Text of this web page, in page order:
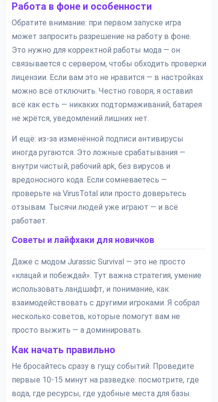
Работа в фоне и особенности
Обратите внимание: при первом запуске игра
может запросить разрешение на работу в фоне.
Это нужно для корректной работы мода — он
связывается с сервером, чтобы обходить проверки
лицензии. Если вам это не нравится — в настройках
можно всё отключить. Честно говоря, я оставил
всё как есть — никаких подтормаживаний, батарея
не жрётся, уведомлений лишних нет.
И ещё: из-за изменённой подписи антивирусы
иногда ругаются. Это ложные срабатывания —
внутри чистый, рабочий apk, без вирусов и
вредоносного кода. Если сомневаетесь —
проверьте на VirusTotal или просто доверьтесь
отзывам. Тысячи людей уже играют — и всё
работает.
Советы и лайфхаки для новичков
Даже с модом Jurassic Survival — это не просто
«клацай и побеждай». Тут важна стратегия, умение
использовать ландшафт, и понимание, как
взаимодействовать с другими игроками. Я собрал
несколько советов, которые помогут вам не
просто выжить — а доминировать.
Как начать правильно
Не бросайтесь сразу в гущу событий. Проведите
первые 10-15 минут на разведке: посмотрите, где
вода, где ресурсы, где удобные места для базы.